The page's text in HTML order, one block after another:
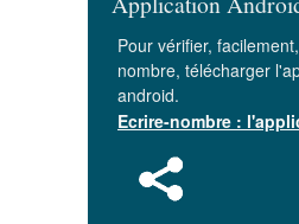
Pour vérifier,
nombre, télécharger
android.
Ecrire-nombre :